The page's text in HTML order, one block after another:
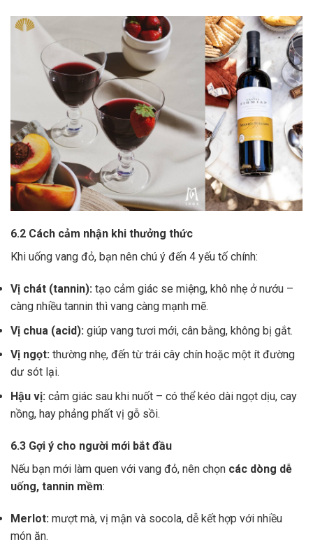
6.2 Cách cảm nhận khi thưởng thức
Khi uống vang đỏ, bạn nên chú ý đến 4 yếu tố chính:
Vị chát (tannin): tạo cảm giác se miệng, khô nhẹ ở nướu –
càng nhiều tannin thì vang càng mạnh mẽ.
Vị chua (acid): giúp vang tươi mới, cân bằng, không bị gắt.
Vị ngọt: thường nhẹ, đến từ trái cây chín hoặc một ít đường
dư sót lại.
Hậu vị: cảm giác sau khi nuốt – có thể kéo dài ngọt dịu, cay
nồng, hay phảng phất vị gỗ sồi.
6.3 Gợi ý cho người mới bắt đầu
Nếu bạn mới làm quen với vang đỏ, nên chọn các dòng dễ
uống, tannin mềm:
Merlot: mượt mà, vị mận và socola, dễ kết hợp với nhiều
món ăn.